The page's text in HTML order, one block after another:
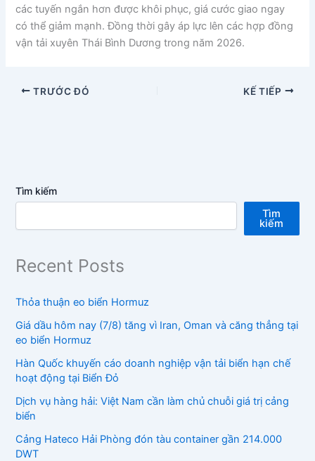
các tuyến ngắn hơn được khôi phục, giá cước giao ngay
có thể giảm mạnh. Đồng thời gây áp lực lên các hợp đồng
vận tải xuyên Thái Bình Dương trong năm 2026.
TRƯỚC ĐÓ KẾ TIẾP
Tìm kiếm
Tìm
kiếm
Recent Posts
Thỏa thuận eo biển Hormuz
Giá dầu hôm nay (7/8) tăng vì Iran, Oman và căng thẳng tại
eo biển Hormuz
Hàn Quốc khuyến cáo doanh nghiệp vận tải biển hạn chế
hoạt động tại Biển Đỏ
Dịch vụ hàng hải: Việt Nam cần làm chủ chuỗi giá trị cảng
biển
Cảng Hateco Hải Phòng đón tàu container gần 214.000
DWT